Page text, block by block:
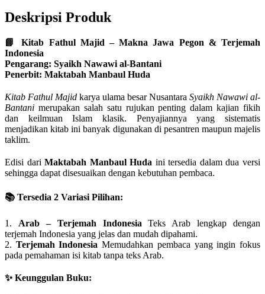
Deskripsi Produk
📘 Kitab Fathul Majid – Makna Jawa Pegon & Terjemah
Indonesia
Pengarang: Syaikh Nawawi al-Bantani
Penerbit: Maktabah Manbaul Huda
Kitab Fathul Majid karya ulama besar Nusantara Syaikh Nawawi al-
Bantani merupakan salah satu rujukan penting dalam kajian fikih
dan keilmuan Islam klasik. Penyajiannya yang sistematis
menjadikan kitab ini banyak digunakan di pesantren maupun majelis
taklim.
Edisi dariMaktabah Manbaul Huda ini tersedia dalam dua versi
sehingga dapat disesuaikan dengan kebutuhan pembaca.
📚 Tersedia 2 Variasi Pilihan:
1. Arab – Terjemah Indonesia Teks Arab lengkap dengan
terjemah Indonesia yang jelas dan mudah dipahami.
2. Terjemah Indonesia Memudahkan pembaca yang ingin fokus
pada pemahaman isi kitab tanpa teks Arab.
✨ Keunggulan Buku: